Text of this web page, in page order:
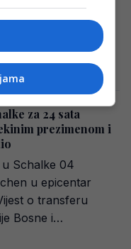
nazivom
povezujući
za 24 sata
prezimenom i
u Schalke 04
u epicentar
o transferu
Bosne i…